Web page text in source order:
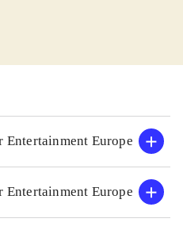
Entertainment Europe
Entertainment Europe